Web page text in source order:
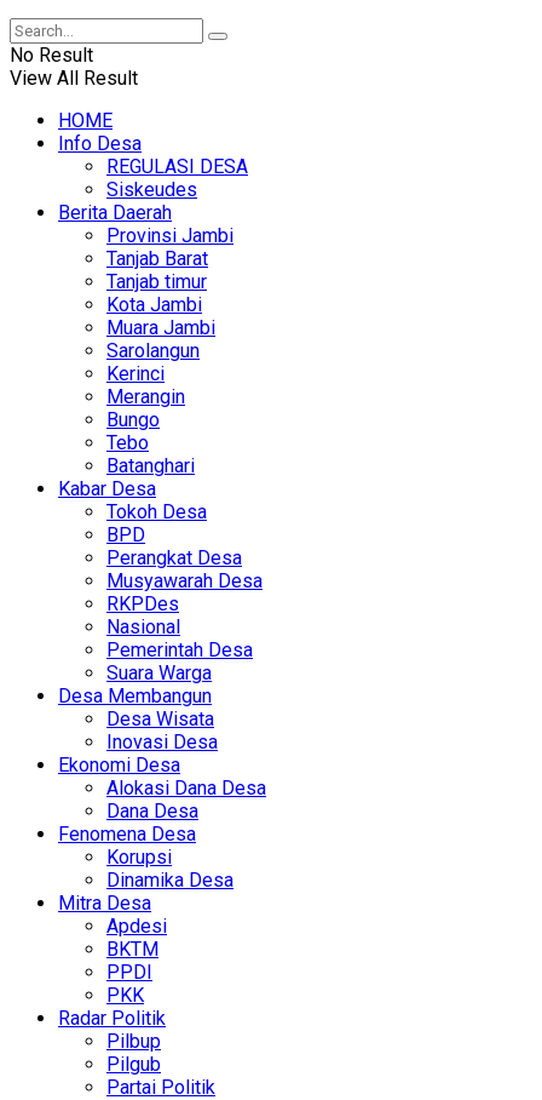
No Result
View All Result
HOME
Info Desa
REGULASI DESA
Siskeudes
Berita Daerah
Provinsi Jambi
Tanjab Barat
Tanjab timur
Kota Jambi
Muara Jambi
Sarolangun
Kerinci
Merangin
Bungo
Tebo
Batanghari
Kabar Desa
Tokoh Desa
BPD
Perangkat Desa
Musyawarah Desa
RKPDes
Nasional
Pemerintah Desa
Suara Warga
Desa Membangun
Desa Wisata
Inovasi Desa
Ekonomi Desa
Alokasi Dana Desa
Dana Desa
Fenomena Desa
Korupsi
Dinamika Desa
Mitra Desa
Apdesi
BKTM
PPDI
PKK
Radar Politik
Pilbup
Pilgub
Partai Politik